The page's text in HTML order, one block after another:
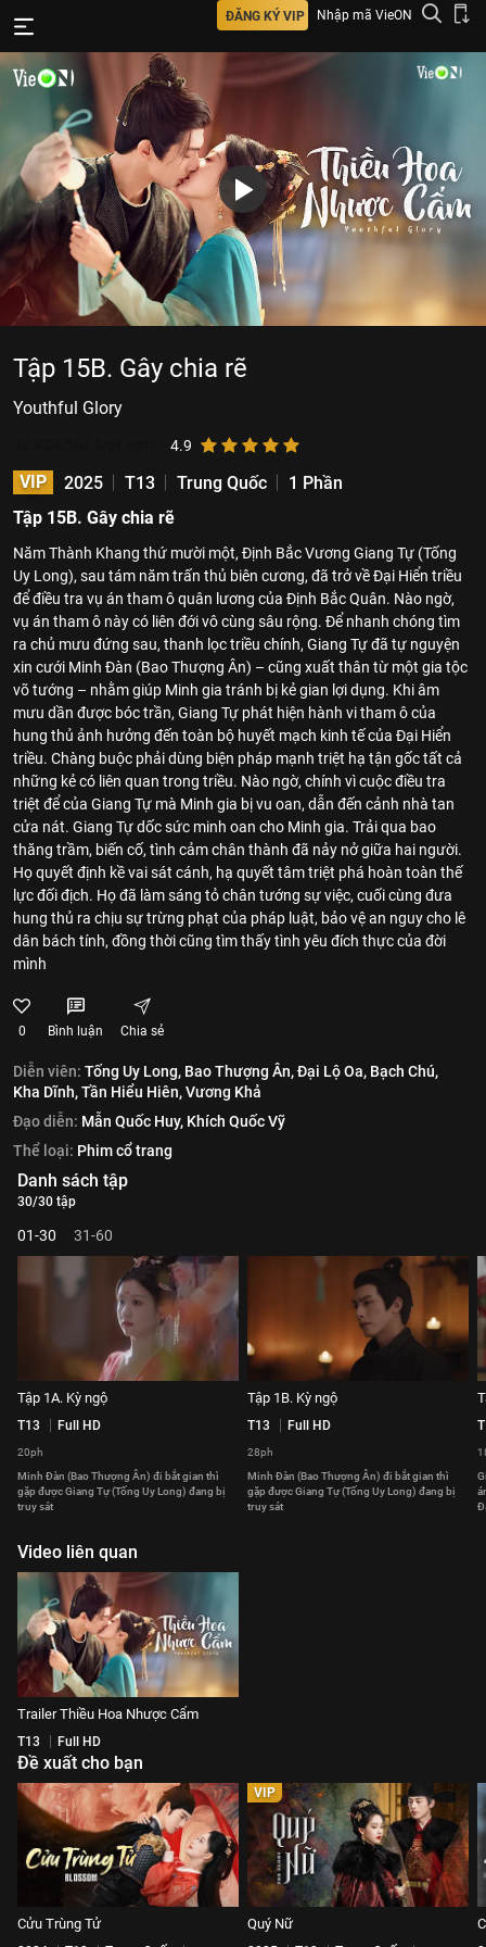
ĐĂNG KÝ VIP Nhập mã VieON
Tập 15B. Gây chia rẽ
Youthful Glory
4.9
VIP 2025 T13 Trung Quốc
1 Phần
Tập 15B. Gây chia rẽ
Năm Thành Khang thứ mười một, Định Bắc Vương Giang Tự (Tống
Uy Long), sau tám năm trấn thủ biên cương, đã trở về Đại Hiển triều
để điều tra vụ án tham ô quân lương của Định Bắc Quân. Nào ngờ,
vụ án tham ô này có liên đới vô cùng sâu rộng. Để nhanh chóng tìm
ra chủ mưu đứng sau, thanh lọc triều chính, Giang Tự đã tự nguyện
xin cưới Minh Đàn (Bao Thượng Ân) – cũng xuất thân từ một gia tộc
võ tướng – nhằm giúp Minh gia tránh bị kẻ gian lợi dụng. Khi âm
mưu dần được bóc trần, Giang Tự phát hiện hành vi tham ô của
hung thủ ảnh hưởng đến toàn bộ huyết mạch kinh tế của Đại Hiển
triều. Chàng buộc phải dùng biện pháp mạnh triệt hạ tận gốc tất cả
những kẻ có liên quan trong triều. Nào ngờ, chính vì cuộc điều tra
triệt để của Giang Tự mà Minh gia bị vu oan, dẫn đến cảnh nhà tan
cửa nát. Giang Tự dốc sức minh oan cho Minh gia. Trải qua bao
thăng trầm, biến cố, tình cảm chân thành đã nảy nở giữa hai người.
Họ quyết định kề vai sát cánh, hạ quyết tâm triệt phá hoàn toàn thế
lực đối địch. Họ đã làm sáng tỏ chân tướng sự việc, cuối cùng đưa
hung thủ ra chịu sự trừng phạt của pháp luật, bảo vệ an nguy cho lê
dân bách tính, đồng thời cũng tìm thấy tình yêu đích thực của đời
mình
0 Bình luận Chia sẻ
Diễn viên: Tống Uy Long, Bao Thượng Ân,Đại Lộ Oa, Bạch Chú,
Kha Dĩnh,Tần Hiểu Hiên,Vương Khả
Đạo diễn: Mẫn Quốc Huy, Khích Quốc Vỹ
Thể loại: Phim cổ trang
Danh sách tập
30/30 tập
01-30 31-60
Tập 1A. Kỳ ngộ
T13 Full HD
20ph
Minh Đàn (Bao Thượng Ân) đi bắt gian thì
gặp được Giang Tự (Tống Uy Long) đang bị
truy sát
Tập 1B. Kỳ ngộ
T13 Full HD
28ph
Minh Đàn (Bao Thượng Ân) đi bắt gian thì
gặp được Giang Tự (Tống Uy Long) đang bị
truy sát
Video liên quan
Trailer Thiều Hoa Nhược Cẩm
T13 Full HD
Đề xuất cho bạn
Cửu Trùng Tử
VIP
Quý Nữ